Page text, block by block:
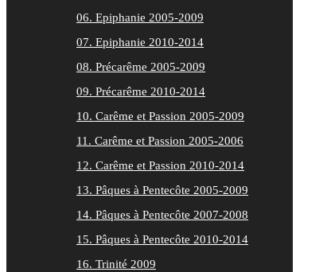
06. Epiphanie 2005-2009
07. Epiphanie 2010-2014
08. Précarême 2005-2009
09. Précarême 2010-2014
10. Carême et Passion 2005-2009
11. Carême et Passion 2005-2006
12. Carême et Passion 2010-2014
13. Pâques à Pentecôte 2005-2009
14. Pâques à Pentecôte 2007-2008
15. Pâques à Pentecôte 2010-2014
16. Trinité 2009